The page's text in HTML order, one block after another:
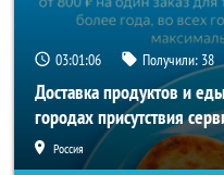
03:01:05 Получили: 38
Доставка продуктов и
городах присутствия
Россия